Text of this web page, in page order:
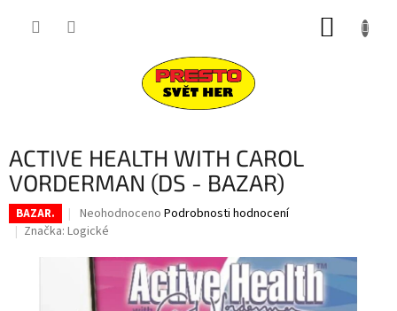
ACTIVE HEALTH WITH CAROL
VORDERMAN (DS - BAZAR)
BAZAR.
Průměrné
hodnocení
je
0,0
Neohodnoceno Podrobnosti hodnocení
Značka: Logické